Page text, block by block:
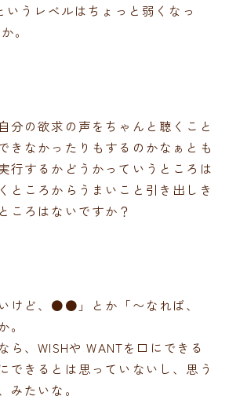
いうレベルはちょっと弱くなっ
。
分の欲求の声をちゃんと聴くこと
きなかったりもするのかなぁとも
行するかどうかっていうところは
ところからうまいこと引き出しき
ころはないですか？
けど、●●」とか「〜なれば、
ら、WISHや WANTを口にできる
できるとは思っていないし、思う
みたいな。